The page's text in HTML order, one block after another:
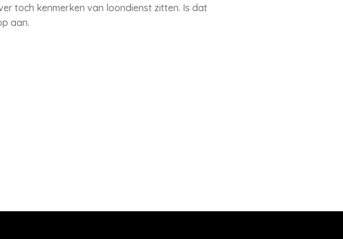
toch kenmerken van loondienst zitten. Is dat
aan.